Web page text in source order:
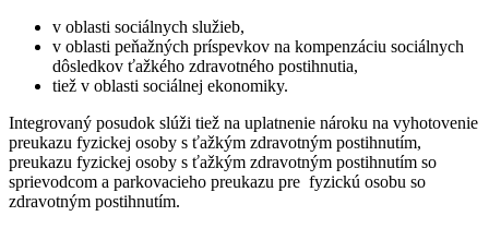
v oblasti sociálnych služieb,
v oblasti peňažných príspevkov na kompenzáciu sociálnych
dôsledkov ťažkého zdravotného postihnutia,
tiež v oblasti sociálnej ekonomiky.
Integrovaný posudok slúži tiež na uplatnenie nároku na vyhotovenie
preukazu fyzickej osoby s ťažkým zdravotným postihnutím,
preukazu fyzickej osoby s ťažkým zdravotným postihnutím so
sprievodcom a parkovacieho preukazu pre fyzickú osobu so
zdravotným postihnutím.